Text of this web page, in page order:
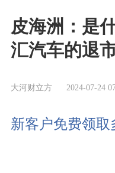
皮海洲：是
汇汽车的退
大河财立方 2024-07-24
新客户免费领取